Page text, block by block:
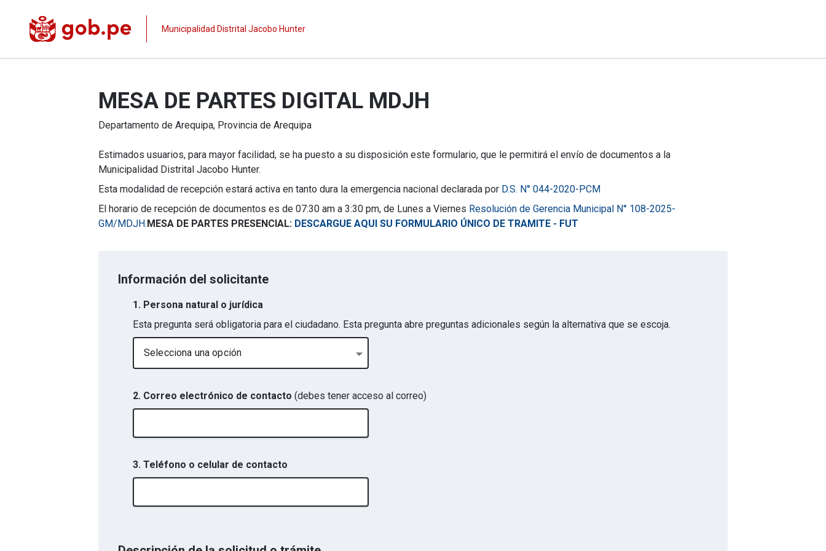
Municipalidad Distrital Jacobo Hunter
MESA DE PARTES DIGITAL MDJH
Departamento de Arequipa, Provincia de Arequipa
Estimados usuarios, para mayor facilidad, se ha puesto a su disposición este formulario, que le permitirá el envío de documentos a la
Municipalidad Distrital Jacobo Hunter.
Esta modalidad de recepción estará activa en tanto dura la emergencia nacional declarada por D.S. N° 044-2020-PCM
El horario de recepción de documentos es de 07:30 am a 3:30 pm, de Lunes a Viernes Resolución de Gerencia Municipal N° 108-2025-
GM/MDJH.MESA DE PARTES PRESENCIAL: DESCARGUE AQUI SU FORMULARIO ÚNICO DE TRAMITE - FUT
Información del solicitante
1. Persona natural o jurídica
Esta pregunta será obligatoria para el ciudadano. Esta pregunta abre preguntas adicionales según la alternativa que se escoja.
Selecciona una opción
2. Correo electrónico de contacto (debes tener acceso al correo)
3. Teléfono o celular de contacto